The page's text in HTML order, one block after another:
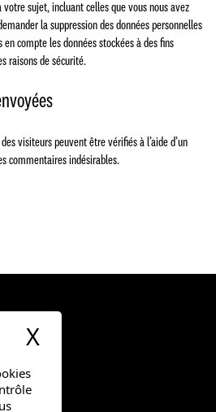
X
votre sujet, incluant celles que vous nous avez
la suppression des données personnelles
en compte les données stockées à des fins
raisons de sécurité.
visiteurs peuvent être vérifiés à l’aide d’un
commentaires indésirables.